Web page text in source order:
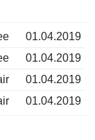
01.04.2019
01.04.2019
01.04.2019
01.04.2019